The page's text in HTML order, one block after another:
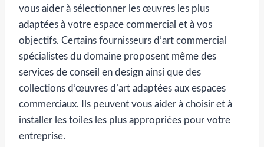
vous aider à sélectionner les œuvres les plus
adaptées à votre espace commercial et à vos
objectifs. Certains fournisseurs d’art commercial
spécialistes du domaine proposent même des
services de conseil en design ainsi que des
collections d’œuvres d’art adaptées aux espaces
commerciaux. Ils peuvent vous aider à choisir et à
installer les toiles les plus appropriées pour votre
entreprise.